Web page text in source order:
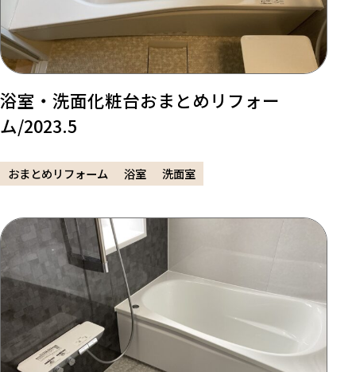
浴室・洗面化粧台おまとめリフォー
ム/2023.5
おまとめリフォーム 浴室 洗面室